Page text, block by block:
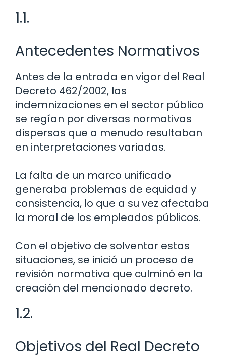
1.1.
Antecedentes Normativos
Antes de la entrada en vigor del Real
Decreto 462/2002, las
indemnizaciones en el sector público
se regían por diversas normativas
dispersas que a menudo resultaban
en interpretaciones variadas.
La falta de un marco unificado
generaba problemas de equidad y
consistencia, lo que a su vez afectaba
la moral de los empleados públicos.
Con el objetivo de solventar estas
situaciones, se inició un proceso de
revisión normativa que culminó en la
creación del mencionado decreto.
1.2.
Objetivos del Real Decreto